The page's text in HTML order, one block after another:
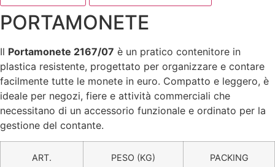
PORTAMONETE
Il Portamonete 2167/07 è un pratico contenitore in
plastica resistente, progettato per organizzare e contare
facilmente tutte le monete in euro. Compatto e leggero, è
ideale per negozi, fiere e attività commerciali che
necessitano di un accessorio funzionale e ordinato per la
gestione del contante.
ART. PESO (KG) PACKING